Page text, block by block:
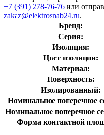
+7 (391) 278-76-76 или
zakaz@elektrosnab24.ru.
Бренд:
Серия:
Изоляция:
Цвет изоляции:
Материал:
Поверхность:
Изолированный:
Номинальное поперечное
Номинальное поперечное
Форма контактной